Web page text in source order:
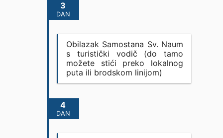
3
DAN
Obilazak Samostana Sv. Naum
s turistički vodič (do tamo
možete stići preko lokalnog
puta ili brodskom linijom)
4
DAN